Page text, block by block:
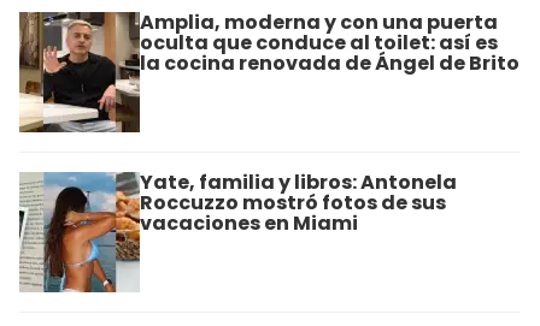
Amplia, moderna y con una puerta
oculta que conduce al toilet: así es
la cocina renovada de Ángel de Brito
Yate, familia y libros: Antonela
Roccuzzo mostró fotos de sus
vacaciones en Miami